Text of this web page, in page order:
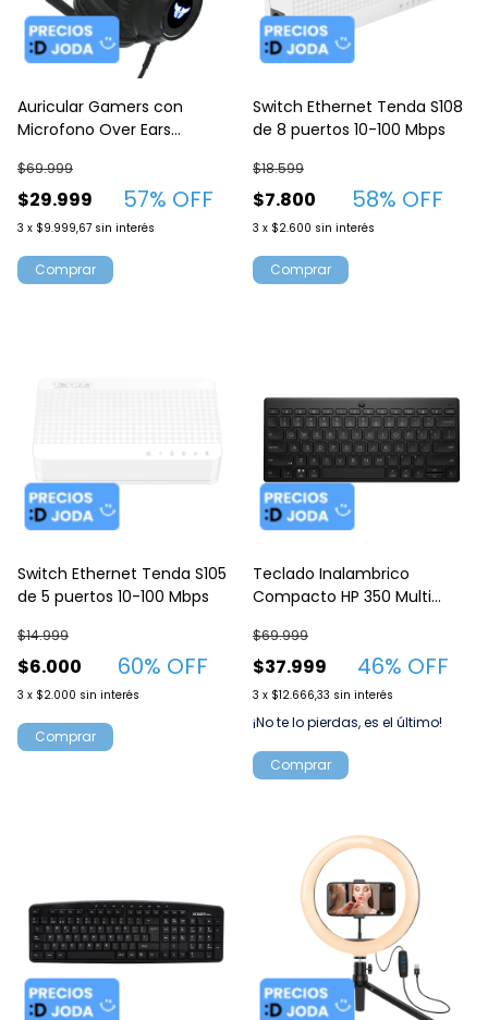
Auricular Gamers con
Microfono Over Ears
USB Negro-Azul
$29.999
$69.999
57% OFF
3 x $9.999,67 sin interés
Switch Ethernet Tenda S108
de 8 puertos 10-100 Mbps
$7.800
$18.599
58% OFF
3 x $2.600 sin interés
Switch Ethernet Tenda S105
de 5 puertos 10-100 Mbps
$6.000
$14.999
60% OFF
3 x $2.000 sin interés
Teclado Inalambrico
Compacto HP 350 Multi
$37.999
$69.999
46% OFF
3 x $12.666,33 sin interés
¡No te lo pierdas, es el último!